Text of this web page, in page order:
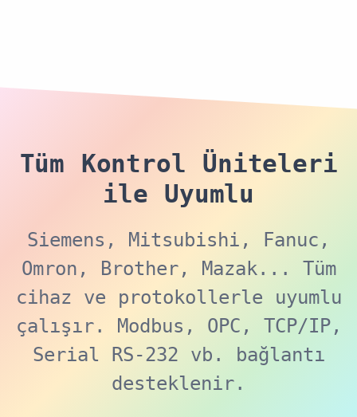
Tüm Kontrol Üniteleri
ile Uyumlu
Siemens, Mitsubishi, Fanuc,
Omron, Brother, Mazak... Tüm
cihaz ve protokollerle uyumlu
çalışır. Modbus, OPC, TCP/IP,
Serial RS-232 vb. bağlantı
desteklenir.